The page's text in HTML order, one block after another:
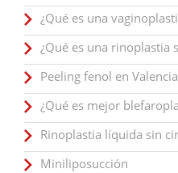
¿Qué es una
¿Qué es una rinoplastia
Peeling fenol en Valencia
¿Qué es mejor
Rinoplastia líquida sin
Miniliposucción